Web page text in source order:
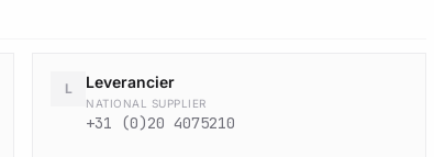
L Leverancier
NATIONAL SUPPLIER
+31 (0)20 4075210